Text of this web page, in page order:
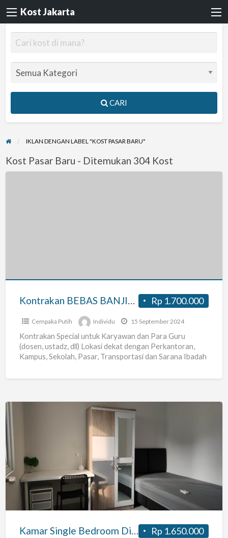
Kost Jakarta
CARI
IKLAN DENGAN LABEL "KOST PASAR BARU"
Kost Pasar Baru - Ditemukan 304 Kost
Strategis
Cempaka
Putih
Rp 1.700.000
Kontrakan BEBAS BANJIR & Dekat Perkantoran, Strategis di Cempaka Putih
Cempaka Putih Individu 15 September 2024
Kontrakan Special untuk Karyawan dan Para Guru
(dosen, ustadz, dll) Lokasi dekat dengan Perkantoran,
Kampus, Sekolah, Pasar, Transportasi dan Sarana Ibadah
Kamar
Single
Bedroom
Disewakan
(Khusus
Wanita)
Rp 1.650.000
Kamar Single Bedroom Disewakan (Khusus Wanita)